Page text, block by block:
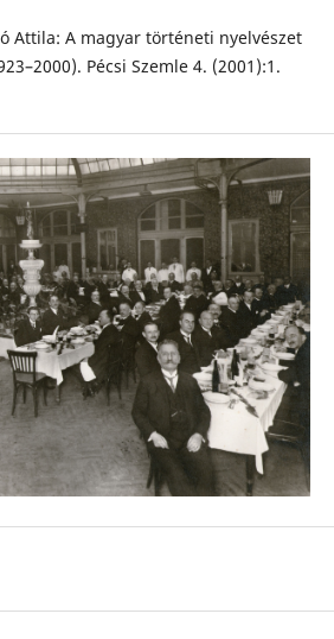
Attila: A magyar történeti nyelvészet
Pécsi Szemle 4. (2001):1.